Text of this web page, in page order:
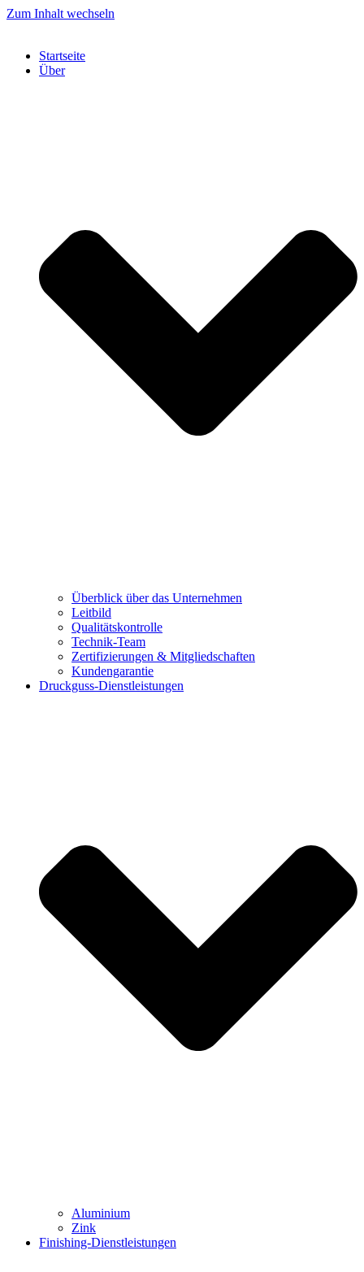
Zum Inhalt wechseln
Startseite
Über
Überblick über das Unternehmen
Leitbild
Qualitätskontrolle
Technik-Team
Zertifizierungen & Mitgliedschaften
Kundengarantie
Druckguss-Dienstleistungen
Aluminium
Zink
Finishing-Dienstleistungen